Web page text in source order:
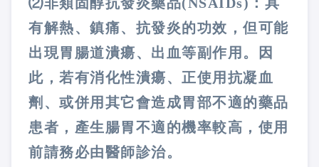
有解熱、鎮痛、抗發炎的功效，但可能
出現胃腸道潰瘍、出血等副作用。因
此，若有消化性潰瘍、正使用抗凝血
劑、或併用其它會造成胃部不適的藥品
患者，產生腸胃不適的機率較高，使用
前請務必由醫師診治。